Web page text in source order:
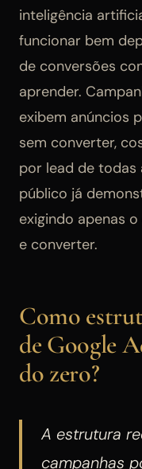
inteligência
funcionar bem
de conversões
aprender.
exibem anúncios
sem converter,
por lead de todas
público já
exigindo apenas
e converter.
Como
de Google
do zero?
A estrutura
campanhas